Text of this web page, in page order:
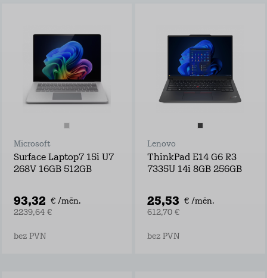
Microsoft
Surface Laptop7 15i U7
268V 16GB 512GB
93,32 € /mēn.
2239,64 €
bez PVN
Lenovo
ThinkPad E14 G6 R3
7335U 14i 8GB 256GB
25,53 € /mēn.
612,70 €
bez PVN